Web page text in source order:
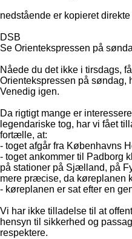
nedstående er kopieret
DSB
Se Orientekspressen på
Nåede du det ikke i tirsdags,
Orientekspressen på søndag,
Venedig igen.
Da rigtigt mange er
legendariske tog, har vi fået
fortælle, at:
- toget afgår fra Københavns
- toget ankommer til Padborg
på stationer på Sjælland, på
mere præcise, da køreplanen
- køreplanen er sat efter en
Vi har ikke tilladelse til at
hensyn til sikkerhed og
respektere.